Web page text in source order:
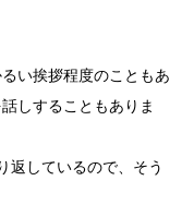
い挨拶程度のこともあ
しすることもありま
返しているので、そう